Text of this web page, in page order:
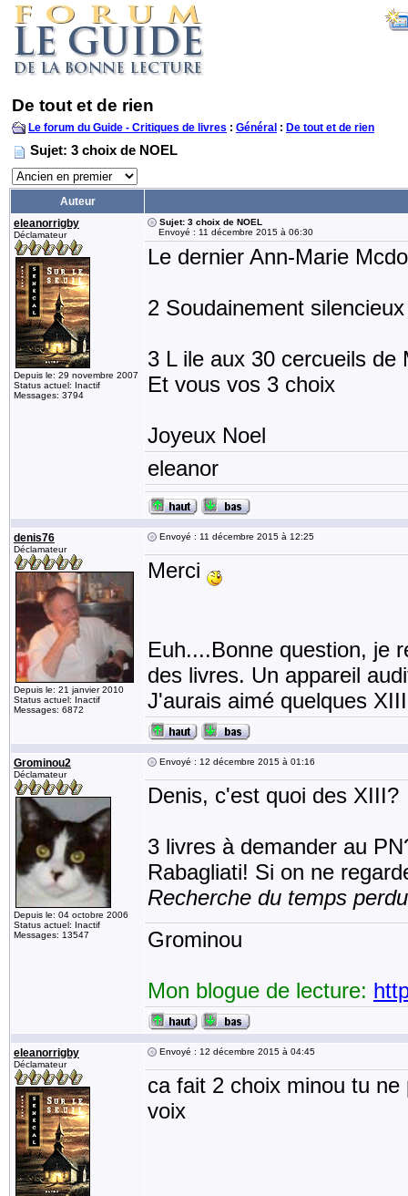
De tout et de rien
Le forum du Guide - Critiques de livres : Général : De tout et de rien
Sujet: 3 choix de NOEL
Auteur
eleanorrigby
Déclamateur
Depuis le: 29 novembre 2007
Status actuel: Inactif
Messages: 3794
Sujet: 3 choix de NOEL
Envoyé : 11 décembre 2015 à 06:30
Le dernier Ann-Marie
2 Soudainement
3 L ile aux 30 cercueils de
Et vous vos 3 choix
Joyeux Noel
eleanor
denis76
Déclamateur
Depuis le: 21 janvier 2010
Status actuel: Inactif
Messages: 6872
Envoyé : 11 décembre 2015 à 12:25
Merci
Euh....Bonne question, je
des livres. Un appareil
J'aurais aimé quelques
Grominou2
Déclamateur
Depuis le: 04 octobre 2006
Status actuel: Inactif
Messages: 13547
Envoyé : 12 décembre 2015 à 01:16
Denis, c'est quoi des XIII?
3 livres à demander au
Rabagliati! Si on ne
Recherche du temps
Grominou
Mon blogue de lecture:
eleanorrigby
Déclamateur
Envoyé : 12 décembre 2015 à 04:45
ca fait 2 choix minou tu
voix